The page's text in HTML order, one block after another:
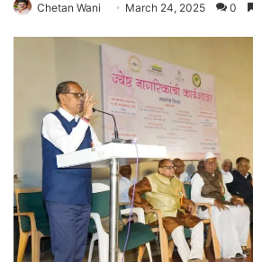
Chetan Wani March 24, 2025 0